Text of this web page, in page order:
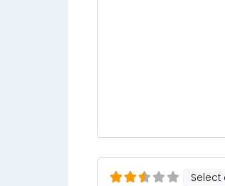
Select